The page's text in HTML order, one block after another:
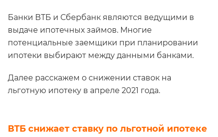
Банки ВТБ и Сбербанк являются ведущими в
выдаче ипотечных займов. Многие
потенциальные заемщики при планировании
ипотеки выбирают между данными банками.
Далее расскажем о снижении ставок на
льготную ипотеку в апреле 2021 года.
ВТБ снижает ставку по льготной ипотеке